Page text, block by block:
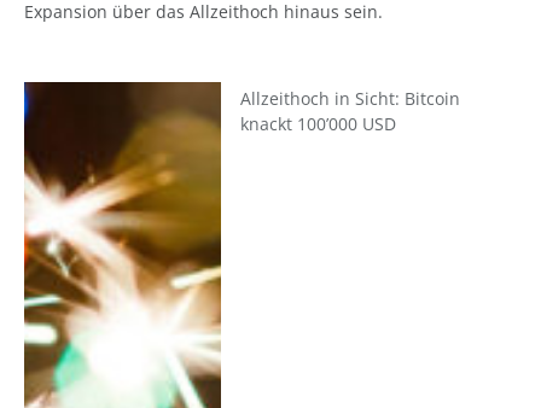
Expansion über das Allzeithoch hinaus sein.
Allzeithoch in Sicht: Bitcoin
knackt 100’000 USD